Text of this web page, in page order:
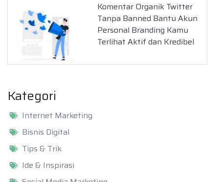
Komentar Organik Twitter
Tanpa Banned Bantu Akun
Personal Branding Kamu
Terlihat Aktif dan Kredibel
Kategori
Internet Marketing
Bisnis Digital
Tips & Trik
Ide & Inspirasi